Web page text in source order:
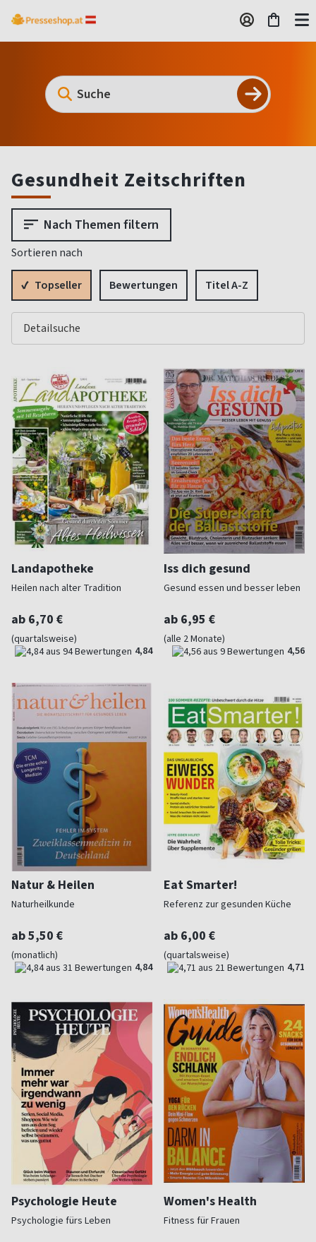
Gesundheit Zeitschriften
Nach Themen filtern
Sortieren nach
Topseller Bewertungen Titel A-Z
Landapotheke
Heilen nach alter Tradition
ab 6,70 €
(quartalsweise)
4,84
Iss dich gesund
Gesund essen und besser leben
ab 6,95 €
(alle 2 Monate)
4,56
Natur & Heilen
Naturheilkunde
ab 5,50 €
(monatlich)
4,84
Eat Smarter!
Referenz zur gesunden Küche
ab 6,00 €
(quartalsweise)
4,71
Psychologie Heute
Psychologie fürs Leben
Women's Health
Fitness für Frauen